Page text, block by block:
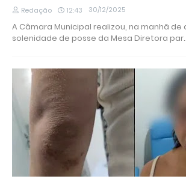
Redação 12:43 30/12/2025
A Câmara Municipal realizou, na manhã de
solenidade de posse da Mesa Diretora